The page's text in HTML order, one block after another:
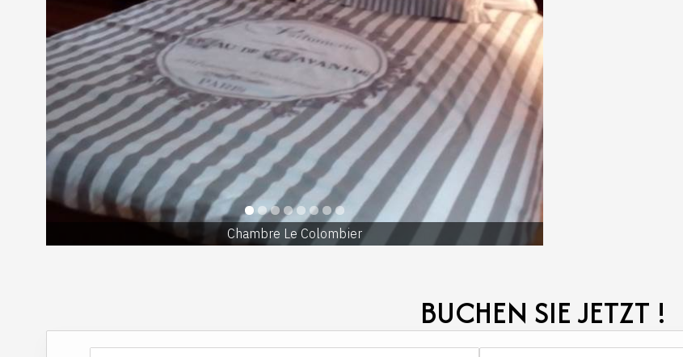
Chambre Le Colombier
BUCHEN SIE JETZT !